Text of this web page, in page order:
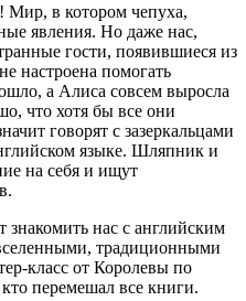
Мир, в котором чепуха,
явления. Но даже нас,
гости, появившиеся из
настроена помогать
а Алиса совсем выросла
что хотя бы все они
говорят с зазеркальцами
языке. Шляпник и
на себя и ищут
нас с английским
традиционными
класс от Королевы по
перемешал все книги.